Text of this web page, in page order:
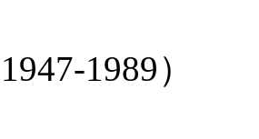
1989）